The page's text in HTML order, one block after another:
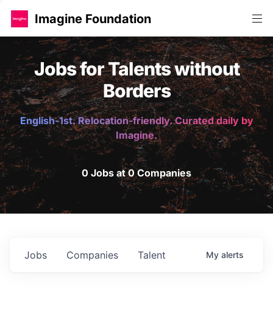
Imagine Foundation
Jobs for Talents without
Borders
English-1st. Relocation-friendly. Curated daily by
Imagine.
0 Jobs at 0 Companies
Jobs Companies Talent My alerts